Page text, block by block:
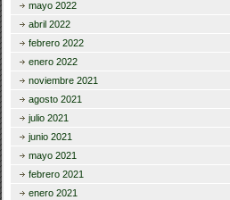
mayo 2022
abril 2022
febrero 2022
enero 2022
noviembre 2021
agosto 2021
julio 2021
junio 2021
mayo 2021
febrero 2021
enero 2021